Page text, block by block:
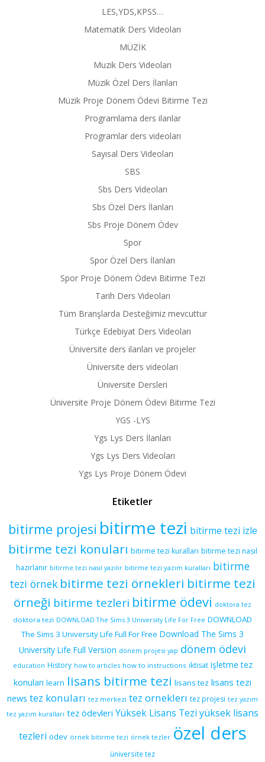
LES,YDS,KPSS…
Matematik Ders Videoları
MÜZİK
Muzik Ders Videoları
Müzik Özel Ders İlanları
Müzik Proje Dönem Ödevi Bitirme Tezi
Programlama ders ilanlar
Programlar ders videoları
Sayısal Ders Videoları
SBS
Sbs Ders Videoları
Sbs Özel Ders İlanları
Sbs Proje Dönem Ödev
Spor
Spor Özel Ders İlanları
Spor Proje Dönem Ödevi Bitirme Tezi
Tarih Ders Videoları
Tüm Branşlarda Desteğimiz mevcuttur
Türkçe Edebiyat Ders Videoları
Üniversite ders ilanları ve projeler
Üniversite ders videoları
Üniversite Dersleri
Üniversite Proje Dönem Ödevi Bitirme Tezi
YGS -LYS
Ygs Lys Ders İlanları
Ygs Lys Ders Videoları
Ygs Lys Proje Dönem Ödevi
Etiketler
bitirme projesi bitirme tezi bitirme tezi izle
bitirme tezi konuları bitirme tezi kuralları bitirme tezi nasıl
hazırlanır bitirme tezi nasıl yazılır bitirme tezi yazım kuralları bitirme
tezi örnek bitirme tezi örnekleri bitirme tezi
örneği bitirme tezleri bitirme ödevi doktora tez
doktora tezi DOWNLOAD The Sims 3 University Life For Free DOWNLOAD
The Sims 3 University Life Full For Free Download The Sims 3
University Life Full Version dönem projesi yap dönem ödevi
education History how to articles how to instructions iktisat işletme tez
konuları learn lisans bitirme tezi lisans tez lisans tezi
news tez konuları tez merkezi tez orneklerı tez projesi tez yazım
tez yazım kuralları tez ödevleri Yüksek Lisans Tezi yüksek lisans
tezleri ödev örnek bitirme tezi örnek tezler özel ders
üniversite tez